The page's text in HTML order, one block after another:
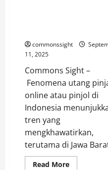
commonssight
11, 2025
Commons Sight –
Fenomena utang
online atau pinjol di
Indonesia
tren yang
mengkhawatirkan,
terutama di Jawa
Read MoreRead